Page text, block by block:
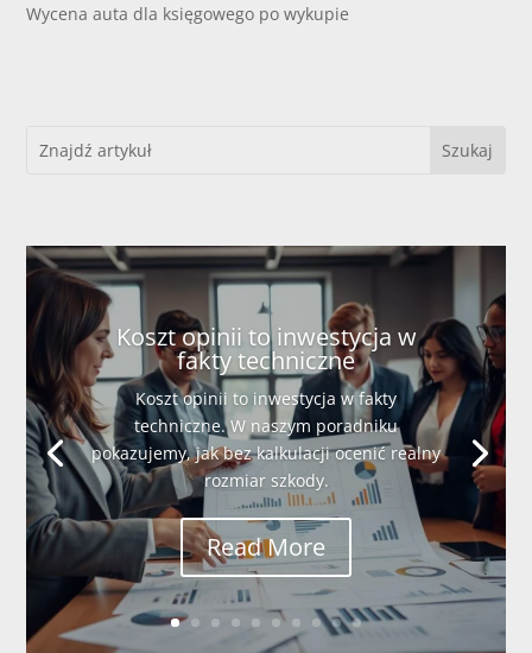
Wycena auta dla księgowego po wykupie
Koszt opinii to inwestycja w
fakty techniczne
Koszt opinii to inwestycja w fakty
techniczne. W naszym poradniku
pokazujemy, jak bez kalkulacji ocenić realny
rozmiar szkody.
Read More